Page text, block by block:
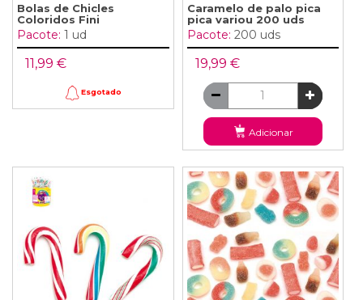
Bolas de Chicles
Coloridos Fini
Pacote: 1 ud
11,99 €
Esgotado
Caramelo de palo pica
pica variou 200 uds
Pacote: 200 uds
19,99 €
Adicionar